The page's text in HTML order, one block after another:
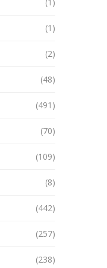
(1)
(2)
(48)
(491)
(70)
(109)
(8)
(442)
(257)
(238)